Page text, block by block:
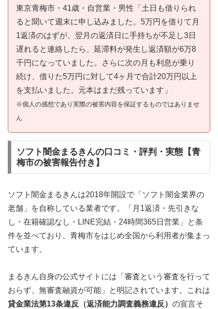
東京青梅市・41歳・自営業・男性「土日も借りられ
ると聞いて週末に申し込みました。5万円を借りて月
1返済のはずが、翌月の返済日に手持ちが不足し3日
遅れると連絡したら、延滞料が発生し返済額が6万8
千円になっていました。さらに次の月も利息が乗り
続け、借りた5万円に対して4ヶ月で合計20万円以上
を支払いました。元本はまだ残っています」
※個人の感想であり実際の被害内容を保証するものではありませ
ん
ソフト闇金まるきんの口コミ・評判・実態【青
梅市の被害報告付き】
ソフト闇金まるきんは2018年開設で「ソフト闇金業界の
老舗」を自称している業者です。「月1返済・先引きな
し・在籍確認なし・LINE完結・24時間365日営業」と条
件を並べており、青梅市をはじめ全国から利用者が集まっ
ています。
まるきん自身の公式サイトには「審査という審査を行って
おらず、無審査融資が可能」と明記されています。これは
貸金業法第13条違反（返済能力調査義務違反） の宣言そ